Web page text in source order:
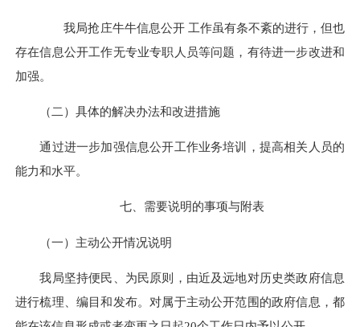
我局抢庄牛牛信息公开 工作虽有条不紊的进行，但也
存在信息公开工作无专业专职人员等问题，有待进一步改进和
加强。
（二）具体的解决办法和改进措施
通过进一步加强信息公开工作业务培训，提高相关人员的
能力和水平。
七、需要说明的事项与附表
（一）主动公开情况说明
我局坚持便民、为民原则，由近及远地对历史类政府信息
进行梳理、编目和发布。对属于主动公开范围的政府信息，都